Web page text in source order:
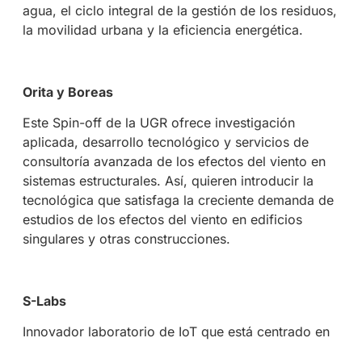
agua, el ciclo integral de la gestión de los residuos,
la movilidad urbana y la eficiencia energética.
Orita y Boreas
Este Spin-off de la UGR ofrece investigación
aplicada, desarrollo tecnológico y servicios de
consultoría avanzada de los efectos del viento en
sistemas estructurales. Así, quieren introducir la
tecnológica que satisfaga la creciente demanda de
estudios de los efectos del viento en edificios
singulares y otras construcciones.
S-Labs
Innovador laboratorio de IoT que está centrado en